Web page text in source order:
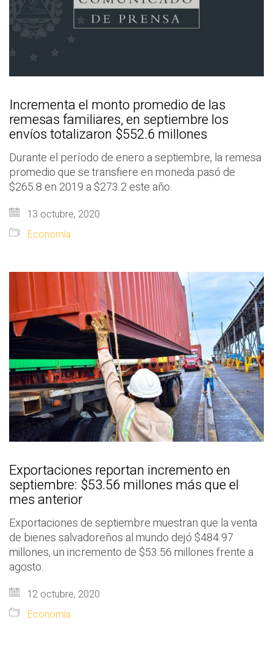
Incrementa el monto promedio de las
remesas familiares, en septiembre los
envíos totalizaron $552.6 millones
Durante el período de enero a septiembre, la remesa
promedio que se transfiere en moneda pasó de
$265.8 en 2019 a $273.2 este año.
13 octubre, 2020
Economía
Exportaciones reportan incremento en
septiembre: $53.56 millones más que el
mes anterior
Exportaciones de septiembre muestran que la venta
de bienes salvadoreños al mundo dejó $484.97
millones, un incremento de $53.56 millones frente a
agosto.
12 octubre, 2020
Economía